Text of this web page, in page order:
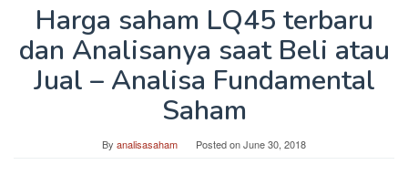
Harga saham LQ45 terbaru
dan Analisanya saat Beli atau
Jual – Analisa Fundamental
Saham
By analisasaham Posted onJune 30, 2018